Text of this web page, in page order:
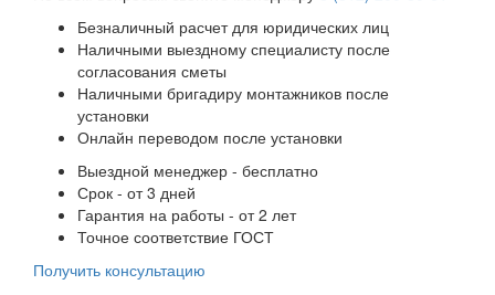
Безналичный расчет для юридических лиц
Наличными выездному специалисту после
согласования сметы
Наличными бригадиру монтажников после
установки
Онлайн переводом после установки
Выездной менеджер - бесплатно
Срок - от 3 дней
Гарантия на работы - от 2 лет
Точное соответствие ГОСТ
Получить консультацию